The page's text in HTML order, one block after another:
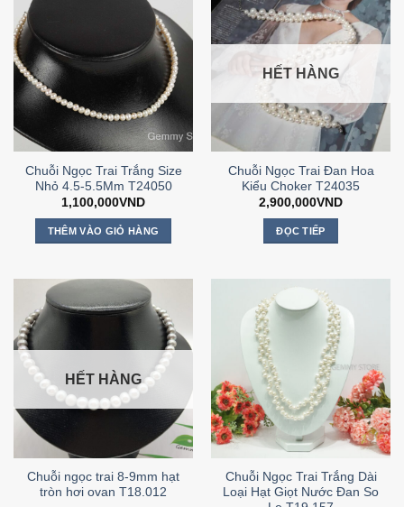
Chuỗi Ngọc Trai Trắng Size
Nhỏ 4.5-5.5Mm T24050
1,100,000VND
THÊM VÀO GIỎ HÀNG
HẾT HÀNG
Chuỗi Ngọc Trai Đan Hoa
Kiểu Choker T24035
2,900,000VND
ĐỌC TIẾP
HẾT HÀNG
Chuỗi ngọc trai 8-9mm hạt
tròn hơi ovan T18.012
Chuỗi Ngọc Trai Trắng Dài
Loại Hạt Giọt Nước Đan So